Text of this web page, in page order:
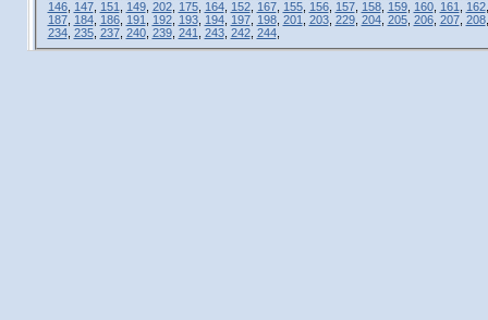
146, 147, 151 149, 202, 175, 164, 152, 167, 155, 156, 157, 158, 159, 160, 161 162
187, 184, 186, 191 192, 193, 194, 197, 198, 201 203, 229, 204, 205, 206, 207, 208
234, 235, 237, 240, 239, 241 243, 242, 244,